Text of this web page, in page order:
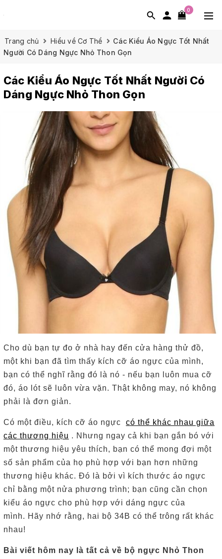
0
Trang chủ Hiểu về Cơ Thể
Các Kiểu Áo Ngực Tốt Nhất
Người Có Dáng Ngực Nhỏ Thon Gọn
Các Kiểu Áo Ngực Tốt Nhất Người Có
Dáng Ngực Nhỏ Thon Gọn
Cho dù bạn tự đo ở nhà hay đến cửa hàng thử đồ,
một khi bạn đã tìm thấy kích cỡ áo ngực của mình,
bạn có thể nghĩ rằng đó là nó - nếu bạn luôn mua cỡ
đó, áo lót sẽ luôn vừa vặn. Thật không may, nó không
phải là đơn giản.
Có một điều, kích cỡ áo ngực có thể khác nhau giữa
các thương hiệu . Nhưng ngay cả khi bạn gắn bó với
một thương hiệu yêu thích, bạn có thể mong đợi một
số sản phẩm của họ phù hợp với bạn hơn những
thương hiệu khác. Đó là bởi vì kích thước áo ngực
chỉ bằng một nửa phương trình; bạn cũng cần chọn
kiểu áo ngực cho phù hợp với dáng ngực của
mình. Hãy nhớ rằng, hai bộ 34B có thể trông rất khác
nhau!
Bài viết hôm nay là tất cả về bộ ngực Nhỏ Thon